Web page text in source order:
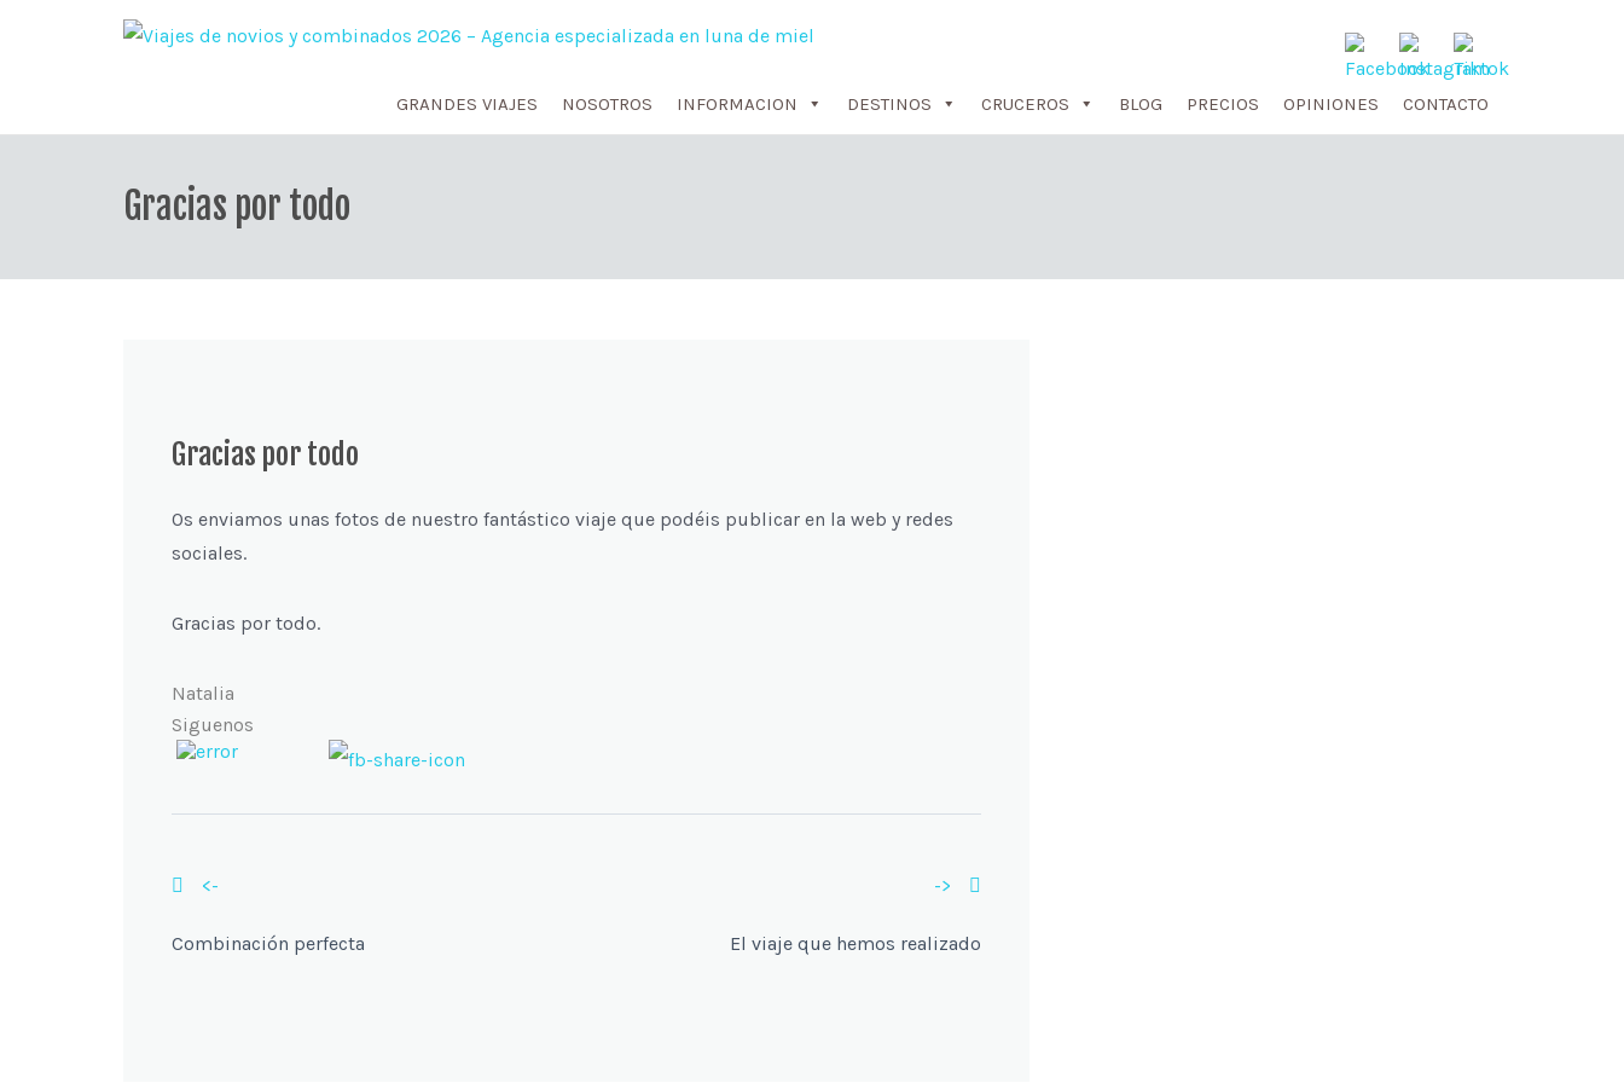
GRANDES VIAJES NOSOTROS INFORMACION DESTINOS CRUCEROS BLOG PRECIOS OPINIONES CONTACTO
Gracias por todo
Gracias por todo
Os enviamos unas fotos de nuestro fantástico viaje que podéis publicar en la web y redes
sociales.
Gracias por todo.
Natalia
Siguenos
<-
Combinación perfecta
->
El viaje que hemos realizado